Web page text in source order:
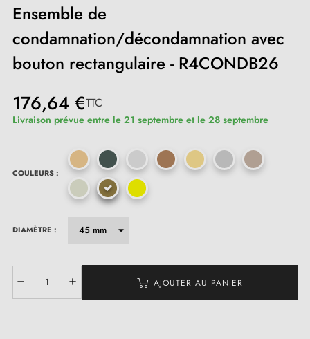
Ensemble de
condamnation/décondamnation avec
bouton rectangulaire - R4CONDB26
176,64 €TTC
Livraison prévue entre le 21 septembre et le 28 septembre
COULEURS :
DIAMÈTRE :
AJOUTER AU PANIER